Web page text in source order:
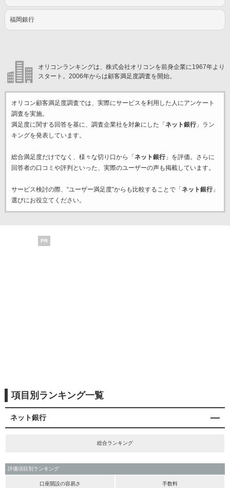
福岡銀行
オリコンランキングは、株式会社オリコンを前身企業に1967年より
スタート。2006年からは顧客満足度調査を開始。
オリコン顧客満足度調査では、実際にサービスを利用した 人にアンケート
調査を実施。
満足度に関する回答を基に、調査企業社を対象にした「 ネット銀行」ラン
キングを発表しています。
総合満足度だけでなく、様々な切り口から「 ネット銀行」を評価。さらに
回答者の口コミや評判といった、実際のユーザーの声も掲載しています。
サービス検討の際、“ユーザー満足度”からも比較することで「 ネット銀行」
選びにお役立てください。
PR
項目別ランキング一覧
ネット銀行
総合ランキング
評価項目別ランキング
口座開設の容易さ 手数料